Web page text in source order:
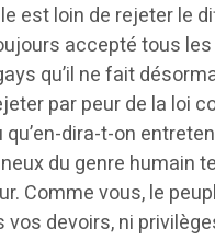
est loin de rejeter le
accepté tous
qu’il ne fait
par peur de la loi
dira-t-on
du genre humain
Comme vous, le
vos devoirs, ni